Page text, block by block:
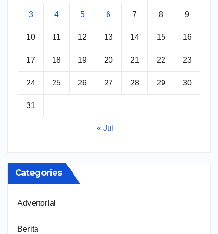
3 4 5 6 7 8 9
10 11 12 13 14 15 16
17 18 19 20 21 22 23
24 25 26 27 28 29 30
31
« Jul
Categories
Advertorial
Berita